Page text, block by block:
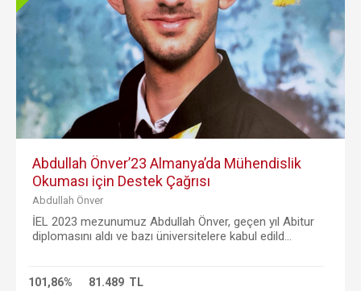
Abdullah Önver’23 Almanya’da Mühendislik
Okuması için Destek Çağrısı
Abdullah Önver
İEL 2023 mezunumuz Abdullah Önver, geçen yıl Abitur
diplomasını aldı ve bazı üniversitelere kabul edild...
101,86% 81.489 TL